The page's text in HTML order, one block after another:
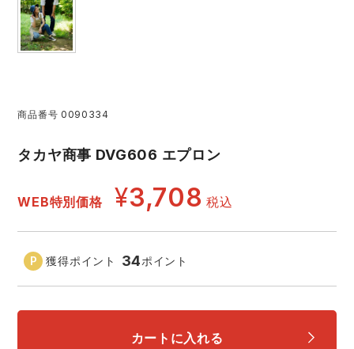
作業用小物・アクセサリー
ファン付き作業着・空調服
電熱ウェア・ヒートウェア
アイズフロンティア ランキング
ネーム刺繍・プリント加工対象商品
作業着
ハイパーV
アタックベース
中塚被服
医療白衣・介護服
商品番号 0090334
タカヤ商事 DVG606 エプロン
WEB特別価格 ¥3,708 税込
獲得ポイント 34ポイント
カートに入れる